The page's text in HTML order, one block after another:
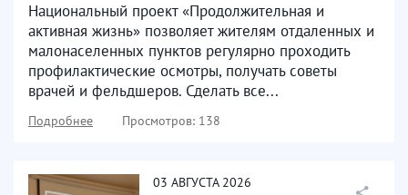
Национальный проект «Продолжительная и
активная жизнь» позволяет жителям отдаленных и
малонаселенных пунктов регулярно проходить
профилактические осмотры, получать советы
врачей и фельдшеров. Сделать все...
Подробнее Просмотров: 138
03 АВГУСТА 2026